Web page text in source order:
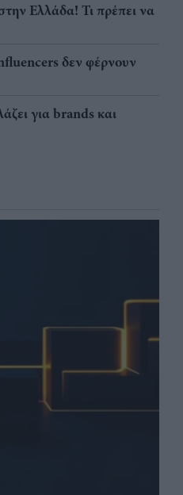
Ελλάδα! Τι πρέπει να
δεν φέρνουν
για brands και